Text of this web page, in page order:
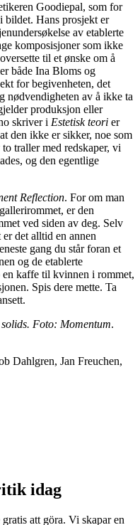
Goodiepal, som for
bildet. Hans prosjekt er
av etablerte
komposisjoner som ikke
til et ønske om å
både Ina Bloms og
for begivenheten, det
nødvendigheten av å ikke ta
produksjon eller
skriver i Estetisk teori er
den ikke er sikker, noe som
traller med redskaper, vi
og den egentlige
Reflection. For om man
er den
ved siden av deg. Selv
det alltid en annen
gang du står foran et
og de etablerte
kaffe til kvinnen i rommet,
Spis dere mette. Ta
Foto: Momentum.
Dahlgren, Jan Freuchen,
idag
att göra. Vi skapar en